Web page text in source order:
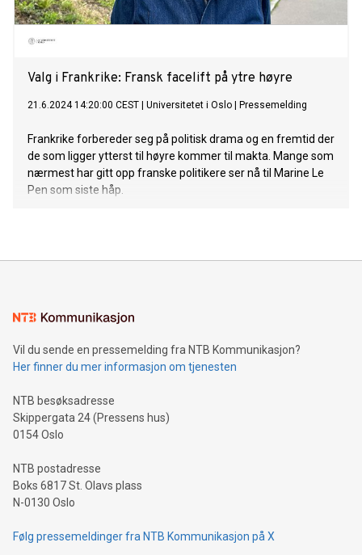
Valg i Frankrike: Fransk facelift på ytre høyre
21.6.2024 14:20:00 CEST Universitetet i Oslo Pressemelding
Frankrike forbereder seg på politisk drama og en fremtid der
de som ligger ytterst til høyre kommer til makta. Mange som
nærmest har gitt opp franske politikere ser nå til Marine Le
Pen som siste håp.
Vil du sende en pressemelding fra NTB Kommunikasjon?
Her finner du mer informasjon om tjenesten
NTB besøksadresse
Skippergata 24 (Pressens hus)
0154 Oslo
NTB postadresse
Boks 6817 St. Olavs plass
N-0130 Oslo
Følg pressemeldinger fra NTB Kommunikasjon på X